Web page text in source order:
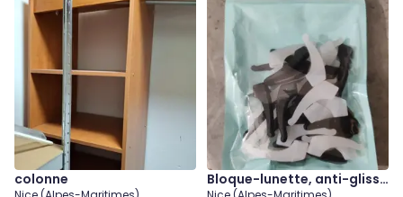
colonne
Bloque-lunette, anti-glisse